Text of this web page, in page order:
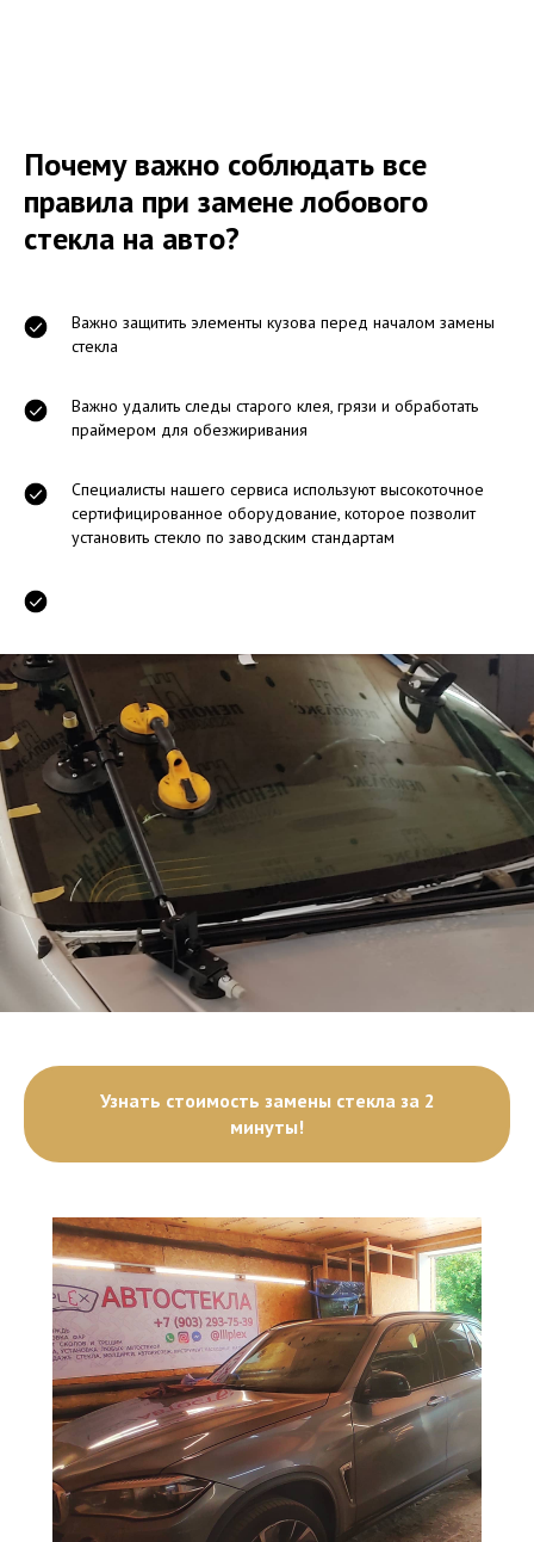
Почему важно соблюдать все
правила при замене лобового
стекла на авто?
Важно защитить элементы кузова перед началом замены
стекла
Важно удалить следы старого клея, грязи и обработать
праймером для обезжиривания
Специалисты нашего сервиса используют высокоточное
сертифицированное оборудование, которое позволит
установить стекло по заводским стандартам
Узнать стоимость замены стекла за 2
минуты!